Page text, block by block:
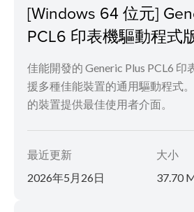
[Windows 64 位元]
PCL6 印表機驅動程式
佳能開發的 Generic Plus PCL6 印
援多種佳能裝置的通用驅動程式
的裝置提供最佳使用者介面。
最近更新
2026年5月26日
大小
37.70